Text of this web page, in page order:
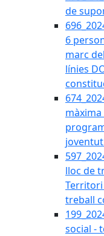
de
6
marc
línies
lloc de
treball
social -